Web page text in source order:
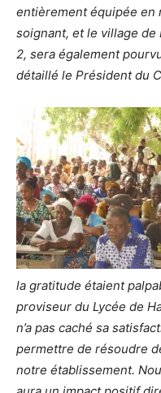
entièrement équipée en
soignant, et le village de
2, sera également
détaillé le Président du
la gratitude étaient
proviseur du Lycée de
n’a pas caché sa
permettre de résoudre
notre établissement.